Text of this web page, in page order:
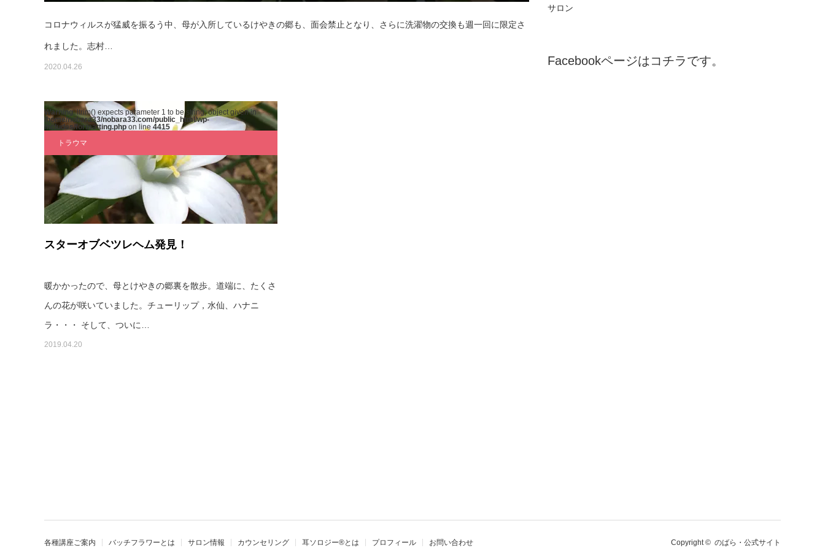
コロナウィルスが猛威を振るう中、母が入所しているけやきの郷も、面会禁止となり、さらに洗濯物の交換も週一回に限定さ
れました。志村…
2020.04.26
Warning: ltrim() expects parameter 1 to be string, object given in
/home/nobara33/nobara33.com/public_html/wp-
includes/formatting.php on line 4415
トラウマ
スターオブベツレヘム発見！
暖かかったので、母とけやきの郷裏を散歩。道端に、たくさ
んの花が咲いていました。チューリップ，水仙、ハナニ
ラ・・・ そして、ついに…
2019.04.20
サロン
Facebookページはコチラです。
各種講座ご案内 バッチフラワーとは サロン情報 カウンセリング 耳ソロジー®とは プロフィール お問い合わせ Copyright © のばら・公式サイト